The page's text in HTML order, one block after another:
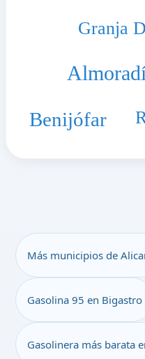
Granja
Benijófar
Más municipios de
Gasolina 95 en Bigastro
Gasolinera más barata